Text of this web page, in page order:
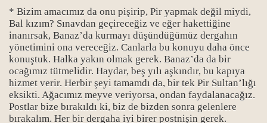
* Bizim amacımız da onu pişirip, Pir yapmak değil miydi,
Bal kızım? Sınavdan geçireceğiz ve eğer hakettiğine
inanırsak, Banaz’da kurmayı düşündüğümüz dergahın
yönetimini ona vereceğiz. Canlarla bu konuyu daha önce
konuştuk. Halka yakın olmak gerek. Banaz’da da bir
ocağımız tütmelidir. Haydar, beş yılı aşkındır, bu kapıya
hizmet verir. Herbir şeyi tamamdı da, bir tek Pir Sultan’lığı
eksikti. Ağacımız meyve veriyorsa, ondan faydalanacağız.
Postlar bize bırakıldı ki, biz de bizden sonra gelenlere
bırakalım. Her bir dergaha iyi birer postnişin gerek.